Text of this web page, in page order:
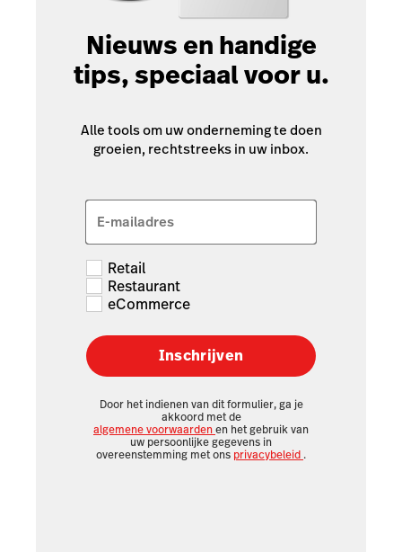
Nieuws en handige
tips, speciaal voor u.
Alle tools om uw onderneming te doen
groeien, rechtstreeks in uw inbox.
E-mailadres
Retail
Restaurant
eCommerce
Inschrijven
Door het indienen van dit formulier, ga je
akkoord met de
algemene voorwaardenen het gebruik van
uw persoonlijke gegevens in
overeenstemming met ons privacybeleid .